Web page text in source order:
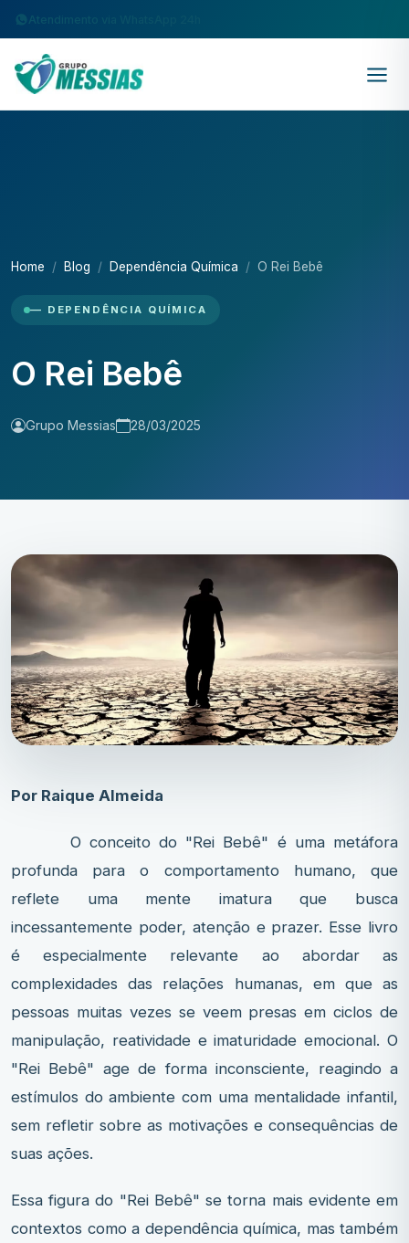
Atendimento via WhatsApp 24h
Home Blog Dependência Química O Rei Bebê
— DEPENDÊNCIA QUÍMICA
O Rei Bebê
Grupo Messias 28/03/2025
Por Raique Almeida
O conceito do "Rei Bebê" é uma metáfora
profunda para o comportamento humano, que
reflete uma mente imatura que busca
incessantemente poder, atenção e prazer. Esse livro
é especialmente relevante ao abordar as
complexidades das relações humanas, em que as
pessoas muitas vezes se veem presas em ciclos de
manipulação, reatividade e imaturidade emocional. O
"Rei Bebê" age de forma inconsciente, reagindo a
estímulos do ambiente com uma mentalidade infantil,
sem refletir sobre as motivações e consequências de
suas ações.
Essa figura do "Rei Bebê" se torna mais evidente em
contextos como a dependência química, mas também